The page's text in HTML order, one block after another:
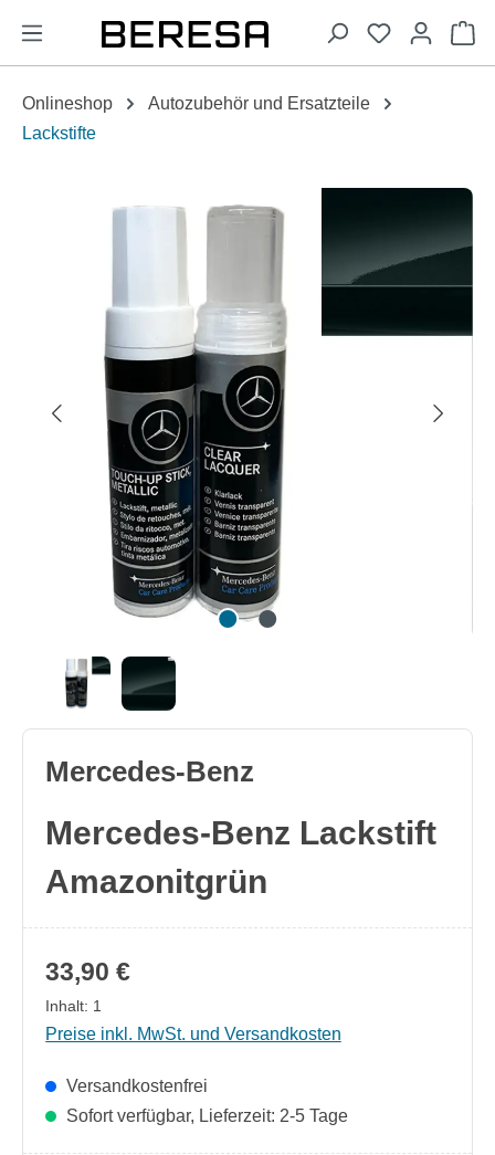
springen
Onlineshop
Autozubehör und Ersatzteile
Lackstifte
Bildergalerie überspringen
Mercedes-Benz
Mercedes-Benz Lackstift
Amazonitgrün
33,90 €
Inhalt: 1
Preise inkl. MwSt. und Versandkosten
Versandkostenfrei
Sofort verfügbar, Lieferzeit: 2-5 Tage